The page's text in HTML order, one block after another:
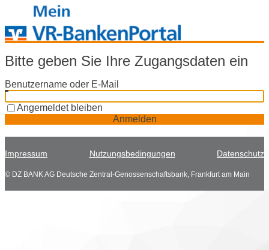
Bitte geben Sie Ihre Zugangsdaten ein
Benutzername oder E-Mail
Angemeldet bleiben
Anmelden
Impressum Nutzungsbedingungen Datenschutz
© DZ BANK AG Deutsche Zentral-Genossenschaftsbank, Frankfurt am Main